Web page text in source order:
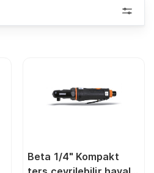
Beta 1/4" Kompakt